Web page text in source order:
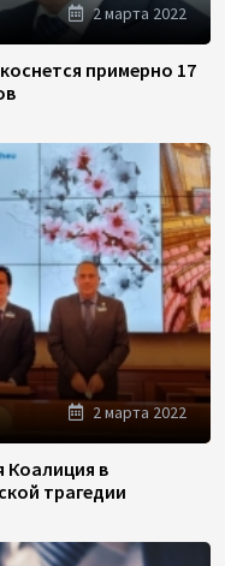
2 марта 2022
примерно 17
2 марта 2022
Коалиция в
трагедии